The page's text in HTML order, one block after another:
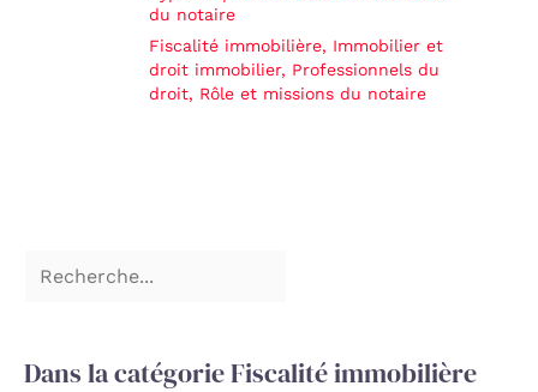
du notaire
Fiscalité immobilière, Immobilier et
droit immobilier, Professionnels du
droit, Rôle et missions du notaire
Dans la catégorie Fiscalité immobilière